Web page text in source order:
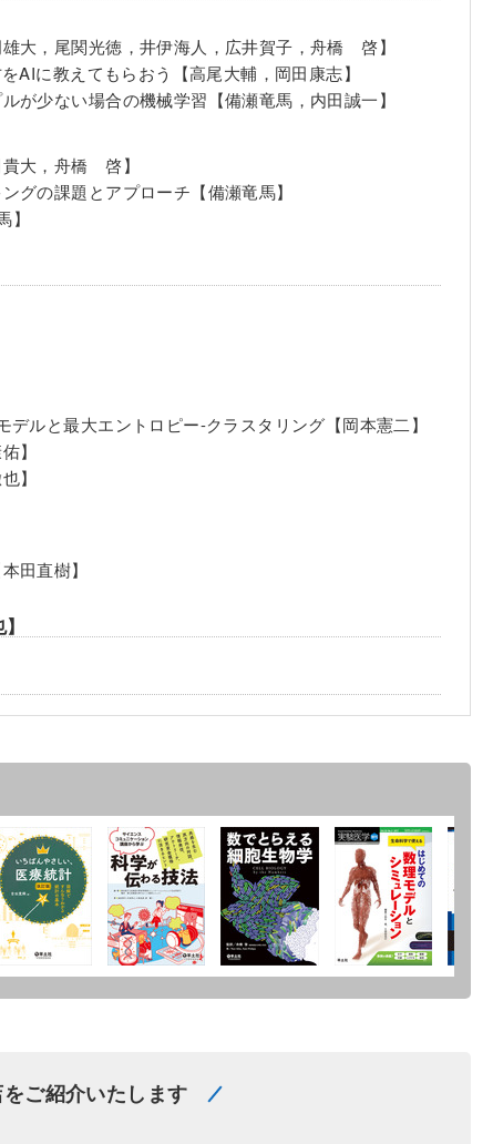
大，尾関光徳，井伊海人，広井賀子，舟橋 啓】
に教えてもらおう【高尾大輔，岡田康志】
少ない場合の機械学習【備瀬竜馬，内田誠一】
大，舟橋 啓】
グの課題とアプローチ【備瀬竜馬】
ルと最大エントロピー-クラスタリング【岡本憲二】
】
】
田直樹】
ご紹介いたします